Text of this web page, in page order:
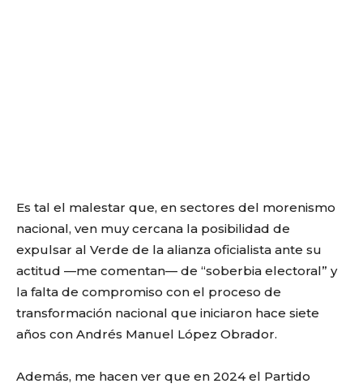
Es tal el malestar que, en sectores del morenismo
nacional, ven muy cercana la posibilidad de
expulsar al Verde de la alianza oficialista ante su
actitud —me comentan— de “soberbia electoral” y
la falta de compromiso con el proceso de
transformación nacional que iniciaron hace siete
años con Andrés Manuel López Obrador.
Además, me hacen ver que en 2024 el Partido